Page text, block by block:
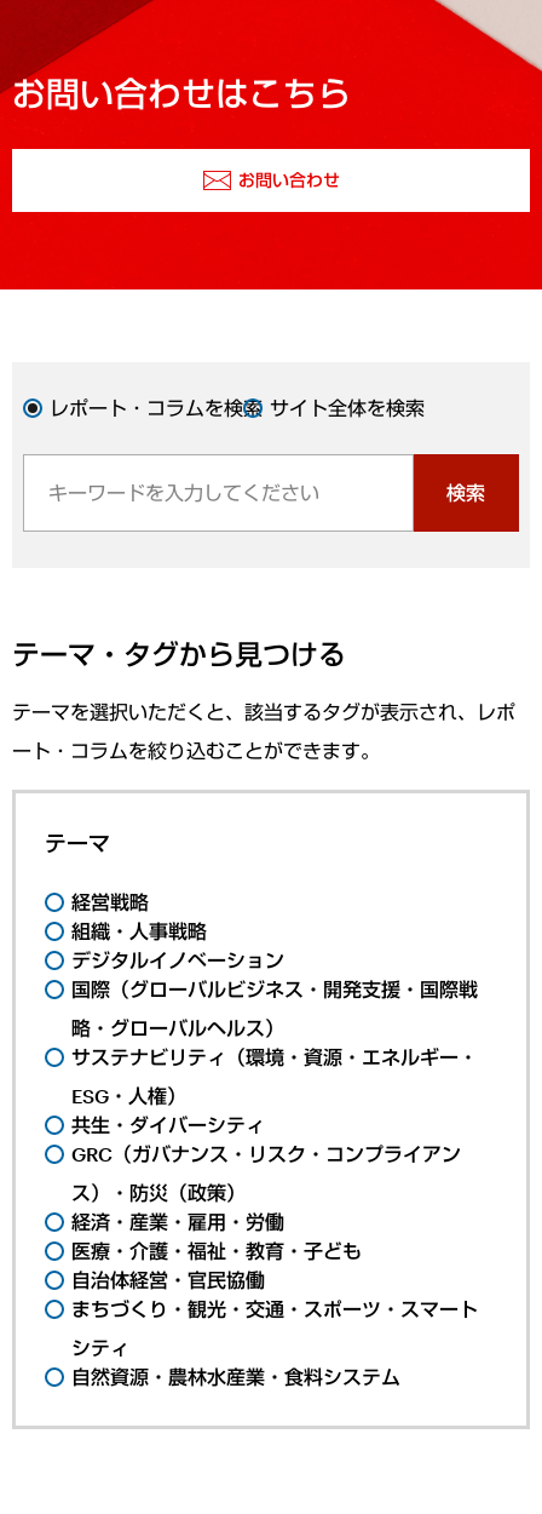
お問い合わせはこちら
お問い合わせ
レポート・コラムを検索 サイト全体を検索
検索
テーマ・タグから見つける
テーマを選択いただくと、該当するタグが表示され、レポ
ート・コラムを絞り込むことができます。
テーマ
経営戦略
組織・人事戦略
デジタルイノベーション
国際（グローバルビジネス・開発支援・国際戦
略・グローバルヘルス）
サステナビリティ（環境・資源・エネルギー・
ESG・人権）
共生・ダイバーシティ
GRC（ガバナンス・リスク・コンプライアン
ス）・防災（政策）
経済・産業・雇用・労働
医療・介護・福祉・教育・子ども
自治体経営・官民協働
まちづくり・観光・交通・スポーツ・スマート
シティ
自然資源・農林水産業・食料システム